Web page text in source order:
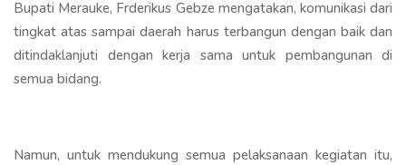
Bupati Merauke, Frderikus Gebze mengatakan, komunikasi dari
tingkat atas sampai daerah harus terbangun dengan baik dan
ditindaklanjuti dengan kerja sama untuk pembangunan di
semua bidang.
Namun, untuk mendukung semua pelaksanaan kegiatan itu,